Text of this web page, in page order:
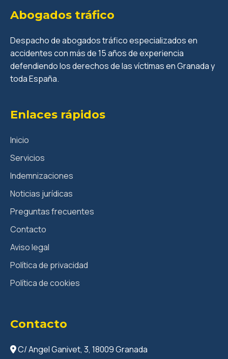
Abogados tráfico
Despacho de abogados tráfico especializados en
accidentes con más de 15 años de experiencia
defendiendo los derechos de las víctimas en Granada y
toda España.
Enlaces rápidos
Inicio
Servicios
Indemnizaciones
Noticias jurídicas
Preguntas frecuentes
Contacto
Aviso legal
Política de privacidad
Política de cookies
Contacto
C/ Angel Ganivet, 3, 18009 Granada